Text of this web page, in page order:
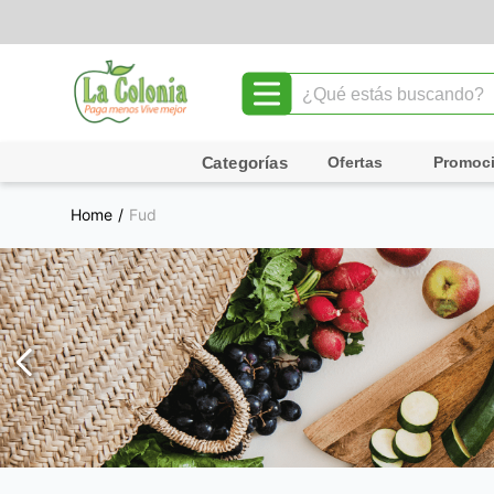
¿Qué estás buscando?
Ofertas
Fud
TÉRMINOS MÁS BUSCADOS
1.
leche
2.
chocolate
3.
cafe
4.
queso
5.
pollo
6.
galletas
7.
yogurt
8.
shampoo